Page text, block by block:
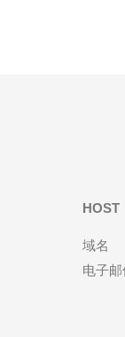
HOST
域名
电子